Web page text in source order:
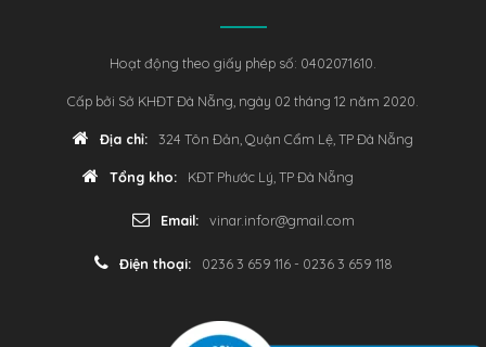
Hoạt động theo giấy phép số: 0402071610.
Cấp bởi Sở KHĐT Đà Nẵng, ngày 02 tháng 12 năm 2020.
Địa chỉ: 324 Tôn Đản, Quận Cẩm Lệ, TP Đà Nẵng
Tổng kho: KĐT Phước Lý, TP Đà Nẵng
Email: vinar.infor@gmail.com
Điện thoại: 0236 3 659 116 - 0236 3 659 118